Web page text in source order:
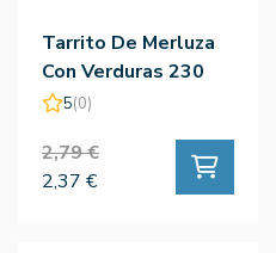
Tarrito De Merluza
Con Verduras 230
Gr. - Smileat
5(0)
2,79 €
2,37 €